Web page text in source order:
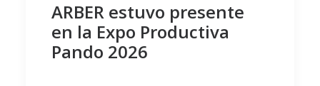
ARBER estuvo presente
en la Expo Productiva
Pando 2026